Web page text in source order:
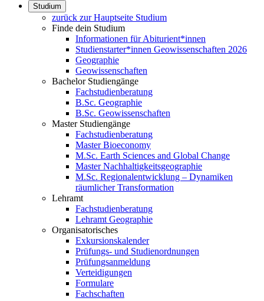
Studium
zurück zur Hauptseite Studium
Finde dein Studium
Informationen für Abiturient*innen
Studienstarter*innen Geowissenschaften 2026
Geographie
Geowissenschaften
Bachelor Studiengänge
Fachstudienberatung
B.Sc. Geographie
B.Sc. Geowissenschaften
Master Studiengänge
Fachstudienberatung
Master Bioeconomy
M.Sc. Earth Sciences and Global Change
Master Nachhaltigkeitsgeographie
M.Sc. Regionalentwicklung – Dynamiken
räumlicher Transformation
Lehramt
Fachstudienberatung
Lehramt Geographie
Organisatorisches
Exkursionskalender
Prüfungs- und Studienordnungen
Prüfungsanmeldung
Verteidigungen
Formulare
Fachschaften